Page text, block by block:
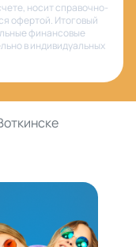
носит справочно-
офертой. Итоговый
финансовые
в индивидуальных